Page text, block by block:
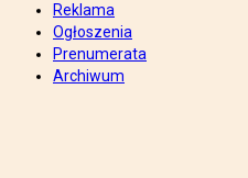
Reklama
Ogłoszenia
Prenumerata
Archiwum